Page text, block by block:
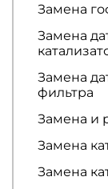
Замена
Замена
Замена
фильтра
Замена и
Замена
Замена